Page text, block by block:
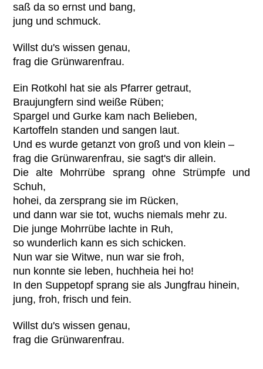
saß da so ernst und bang,
jung und schmuck.
Willst du's wissen genau,
frag die Grünwarenfrau.
Ein Rotkohl hat sie als Pfarrer getraut,
Braujungfern sind weiße Rüben;
Spargel und Gurke kam nach Belieben,
Kartoffeln standen und sangen laut.
Und es wurde getanzt von groß und von klein –
frag die Grünwarenfrau, sie sagt's dir allein.
Die alte Mohrrübe sprang ohne Strümpfe und
Schuh,
hohei, da zersprang sie im Rücken,
und dann war sie tot, wuchs niemals mehr zu.
Die junge Mohrrübe lachte in Ruh,
so wunderlich kann es sich schicken.
Nun war sie Witwe, nun war sie froh,
nun konnte sie leben, huchheia hei ho!
In den Suppetopf sprang sie als Jungfrau hinein,
jung, froh, frisch und fein.
Willst du's wissen genau,
frag die Grünwarenfrau.